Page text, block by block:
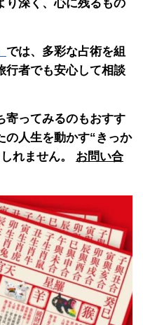
り深く、心に残るもの
では、多彩な占術を組
行者でも安心して相談
寄ってみるのもおすす
の人生を動かす“きっか
れません。 お問い合